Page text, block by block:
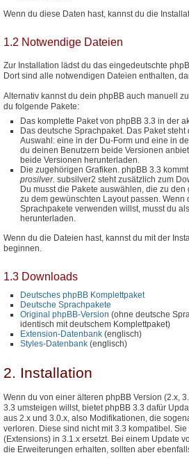
Wenn du diese Daten hast, kannst du die
1.2 Notwendige Dateien
Zur Installation lädst du das eingedeutschte
Dort sind alle notwendigen Dateien enthalten,
Alternativ kannst du dein phpBB auch manuell
du folgende Pakete:
Das komplette Paket von phpBB 3.3 in der
Das deutsche Sprachpaket. Das Paket
Auswahl: eine in der Du-Form und eine in
du deinen Benutzern beide Versionen
beide Versionen herunterladen.
Die zugehörigen Grafiken. phpBB 3.3
prosilver. subsilver2 steht zusätzlich zum
Du musst die Pakete auswählen, die zu
zu dem gewünschten Layout passen. Wenn
Sprachpakete verwenden willst, musst du
herunterladen.
Wenn du die Dateien hast, kannst du mit der
beginnen.
1.3 Downloads
Deutsches phpBB Komplettpaket
Deutsche Sprachpakete
Original phpBB-Version (ohne deutsche
identisch mit deutschem Komplettpaket)
Extension-Datenbank (englisch)
Styles-Datenbank (englisch)
2. Installation
Wenn du von einer älteren phpBB Version (2.x,
3.3 umsteigen willst, bietet phpBB 3.3 dafür
aus 2.x und 3.0.x, also Modifikationen, die
verloren. Diese sind nicht mit 3.3 kompatibel.
(Extensions) in 3.1.x ersetzt. Bei einem Update
die Erweiterungen erhalten, sollten aber